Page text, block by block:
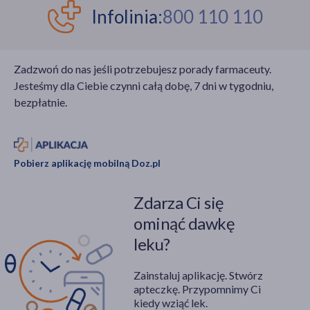
Infolinia:800 110 110
Zadzwoń do nas jeśli potrzebujesz porady farmaceuty.
Jesteśmy dla Ciebie czynni całą dobę, 7 dni w tygodniu,
bezpłatnie.
Pobierz aplikację mobilną Doz.pl
Zdarza Ci się
ominąć dawkę
leku?
Zainstaluj aplikację. Stwórz
apteczkę. Przypomnimy Ci
kiedy wziąć lek.